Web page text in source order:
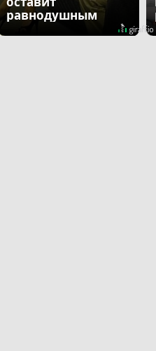
равнодушным